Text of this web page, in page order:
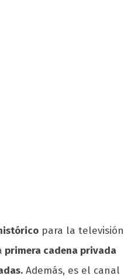
para la televisión
primera cadena privada
Además, es el canal